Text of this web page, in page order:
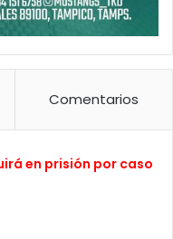
Comentarios
en prisión por caso